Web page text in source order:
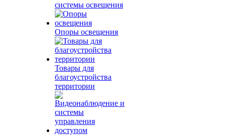
системы освещения
Опоры освещения
Товары для
благоустройства
территории